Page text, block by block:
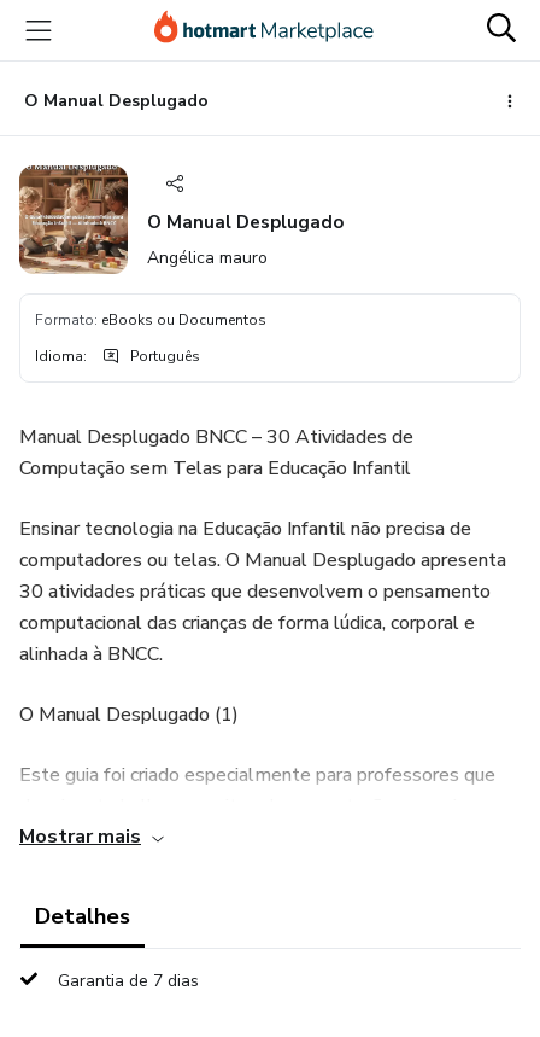
para
conteúdo
principal
para
pagamento
para
rodapéO Manual Desplugado
O Manual Desplugado
Angélica mauro
Formato: eBooks ou Documentos
Idioma: Português
Manual Desplugado BNCC – 30 Atividades de
Computação sem Telas para Educação Infantil
Ensinar tecnologia na Educação Infantil não precisa de
computadores ou telas. O Manual Desplugado apresenta
30 atividades práticas que desenvolvem o pensamento
computacional das crianças de forma lúdica, corporal e
alinhada à BNCC.
O Manual Desplugado (1)
Este guia foi criado especialmente para professores que
de 4 a 5 anos, utilizando apenas materiais simples e
O manual está organizado em três eixos da BNCC:
Digital, permitindo que o professor desenvolva habilidades
Mostrar mais
Detalhes
Garantia de 7 dias